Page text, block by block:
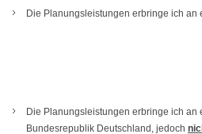
Die Planungsleistungen erbringe ich an
Die Planungsleistungen erbringe ich
Bundesrepublik Deutschland, jedoch